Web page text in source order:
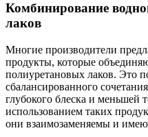
Комбинирование
лаков
Многие производители
продукты, которые
полиуретановых лаков. Это
сбалансированного
глубокого блеска и меньшей
использованием таких
они взаимозаменяемы и